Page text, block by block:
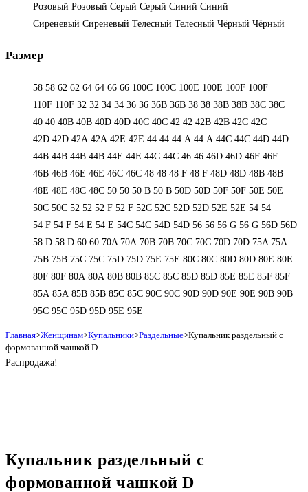
Розовый Розовый Серый Серый Синий Синий
Сиреневый Сиреневый Телесный Телесный Чёрный Чёрный
Размер
58 58 62 62 64 64 66 66 100C 100C 100E 100E 100F 100F
110F 110F 32 32 34 34 36 36 36B 36B 38 38 38B 38B 38С 38С
40 40 40B 40B 40D 40D 40С 40С 42 42 42B 42B 42C 42C
42D 42D 42А 42А 42Е 42Е 44 44 44 А 44 А 44C 44C 44D 44D
44В 44В 44В 44В 44Е 44Е 44С 44С 46 46 46D 46D 46F 46F
46В 46В 46Е 46Е 46С 46С 48 48 48 F 48 F 48D 48D 48В 48В
48Е 48Е 48С 48С 50 50 50 B 50 B 50D 50D 50F 50F 50Е 50Е
50С 50С 52 52 52 F 52 F 52C 52C 52D 52D 52E 52E 54 54
54 F 54 F 54 Е 54 Е 54C 54C 54D 54D 56 56 56 G 56 G 56D 56D
58 D 58 D 60 60 70A 70A 70B 70B 70C 70C 70D 70D 75A 75A
75B 75B 75C 75C 75D 75D 75E 75E 80C 80C 80D 80D 80E 80E
80F 80F 80А 80А 80В 80В 85C 85C 85D 85D 85E 85E 85F 85F
85А 85А 85В 85В 85С 85С 90C 90C 90D 90D 90E 90E 90В 90В
95C 95C 95D 95D 95E 95E
Главная>Женщинам>Купальники>Раздельные>Купальник раздельный с
формованной чашкой D
Распродажа!
Купальник раздельный с
формованной чашкой D